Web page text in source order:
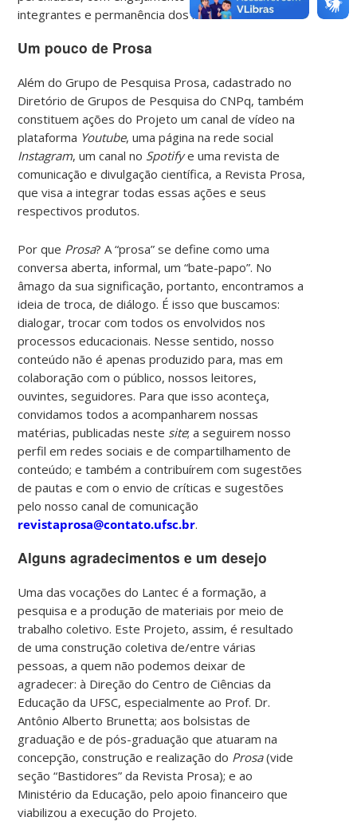
integrantes e permanência dos membros atuais.
Um pouco de Prosa
Além do Grupo de Pesquisa Prosa, cadastrado no
Diretório de Grupos de Pesquisa do CNPq, também
constituem ações do Projeto um canal de vídeo na
plataforma Youtube, uma página na rede social
Instagram, um canal no Spotifye uma revista de
comunicação e divulgação científica, a Revista Prosa,
que visa a integrar todas essas ações e seus
respectivos produtos.
Por que Prosa? A “prosa” se define como uma
conversa aberta, informal, um “bate-papo”. No
âmago da sua significação, portanto, encontramos a
ideia de troca, de diálogo. É isso que buscamos:
dialogar, trocar com todos os envolvidos nos
processos educacionais. Nesse sentido, nosso
conteúdo não é apenas produzido para, mas em
colaboração com o público, nossos leitores,
ouvintes, seguidores. Para que isso aconteça,
convidamos todos a acompanharem nossas
matérias, publicadas neste site; a seguirem nosso
perfil em redes sociais e de compartilhamento de
conteúdo; e também a contribuírem com sugestões
de pautas e com o envio de críticas e sugestões
pelo nosso canal de comunicação
revistaprosa@contato.ufsc.br.
Alguns agradecimentos e um desejo
Uma das vocações do Lantec é a formação, a
pesquisa e a produção de materiais por meio de
trabalho coletivo. Este Projeto, assim, é resultado
de uma construção coletiva de/entre várias
pessoas, a quem não podemos deixar de
agradecer: à Direção do Centro de Ciências da
Educação da UFSC, especialmente ao Prof. Dr.
Antônio Alberto Brunetta; aos bolsistas de
graduação e de pós-graduação que atuaram na
concepção, construção e realização do Prosa(vide
seção “Bastidores” da Revista Prosa); e ao
Ministério da Educação, pelo apoio financeiro que
viabilizou a execução do Projeto.